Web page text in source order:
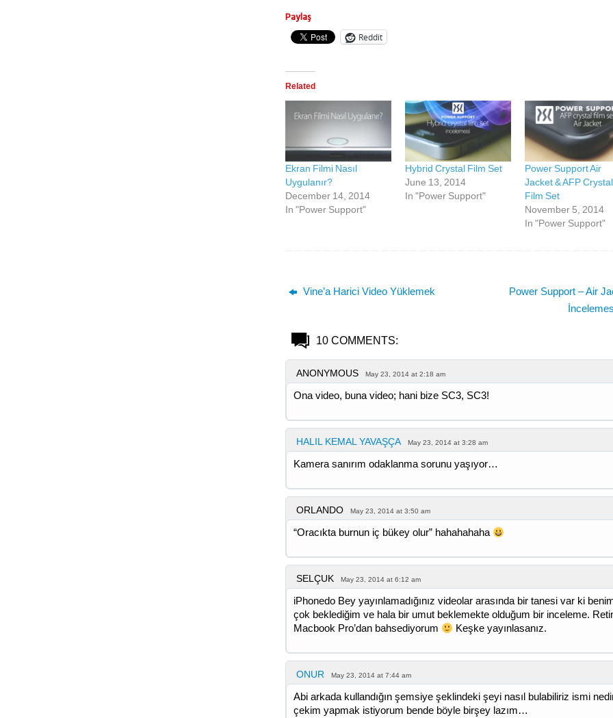
Paylaş
Reddit
Related
Ekran Filmi Nasıl
Uygulanır?
December 14, 2014
In "Power Support"
Hybrid Crystal Film Set
June 13, 2014
In "Power Support"
Power Support Air
Jacket & AFP Crystal
Film Set
November 5, 2014
In "Power Support"
Vine’a Harici Video Yüklemek
Power Support – Air
10 COMMENTS:
ANONYMOUS May 23, 2014 at 2:18 am
Ona video, buna video; hani bize SC3, SC3!
HALIL KEMAL YAVAŞÇA May 23, 2014 at 3:28 am
Kamera sanırım odaklanma sorunu yaşıyor…
ORLANDO May 23, 2014 at 3:50 am
“Oracıkta burnun iç bükey olur” hahahahaha
SELÇUK May 23, 2014 at 6:12 am
iPhonedo Bey yayınlamadığınız videolar arasında bir tanesi var ki
çok beklediğim ve hala bir umut beklemekte olduğum bir inceleme.
Macbook Pro’dan bahsediyorum
Keşke yayınlasanız.
ONUR May 23, 2014 at 7:44 am
Abi arkada kullandığın şemsiye şeklindeki şeyi nasıl bulabiliriz ismi
çekim yapmak istiyorum bende böyle birşey lazım…